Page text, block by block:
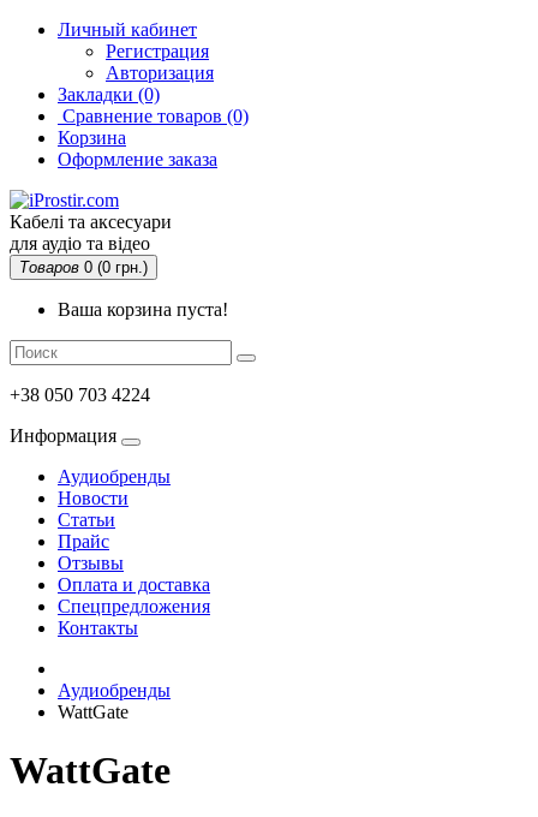
Личный кабинет
Регистрация
Авторизация
Закладки (0)
Сравнение товаров (0)
Корзина
Оформление заказа
Кабелі та аксесуари
для аудіо та відео
Товаров 0 (0 грн.)
Ваша корзина пуста!
+38 050 703 4224
Информация
Аудиобренды
Новости
Статьи
Прайс
Отзывы
Оплата и доставка
Спецпредложения
Контакты
Аудиобренды
WattGate
WattGate